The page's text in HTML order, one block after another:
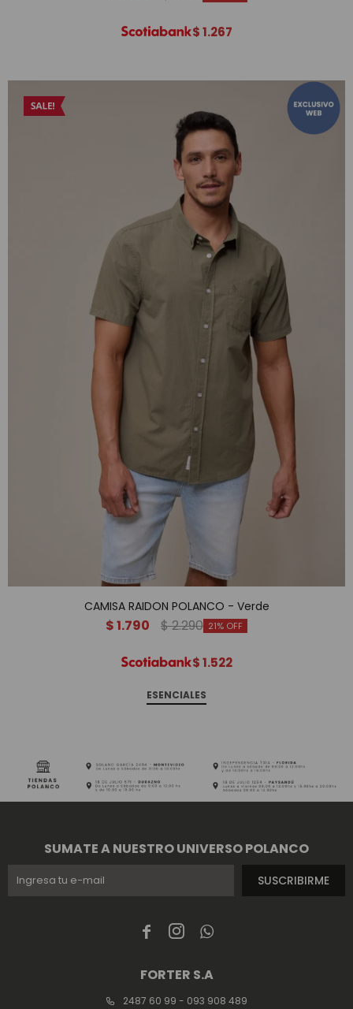
$1.267
CAMISA RAIDON POLANCO - Verde
$1.790 $2.290 21
$1.522
ESENCIALES
  
FORTER S.A
2487 60 99 - 093 908 489
SUMATE A NUESTRO UNIVERSO POLANCO
SUSCRIBIRME